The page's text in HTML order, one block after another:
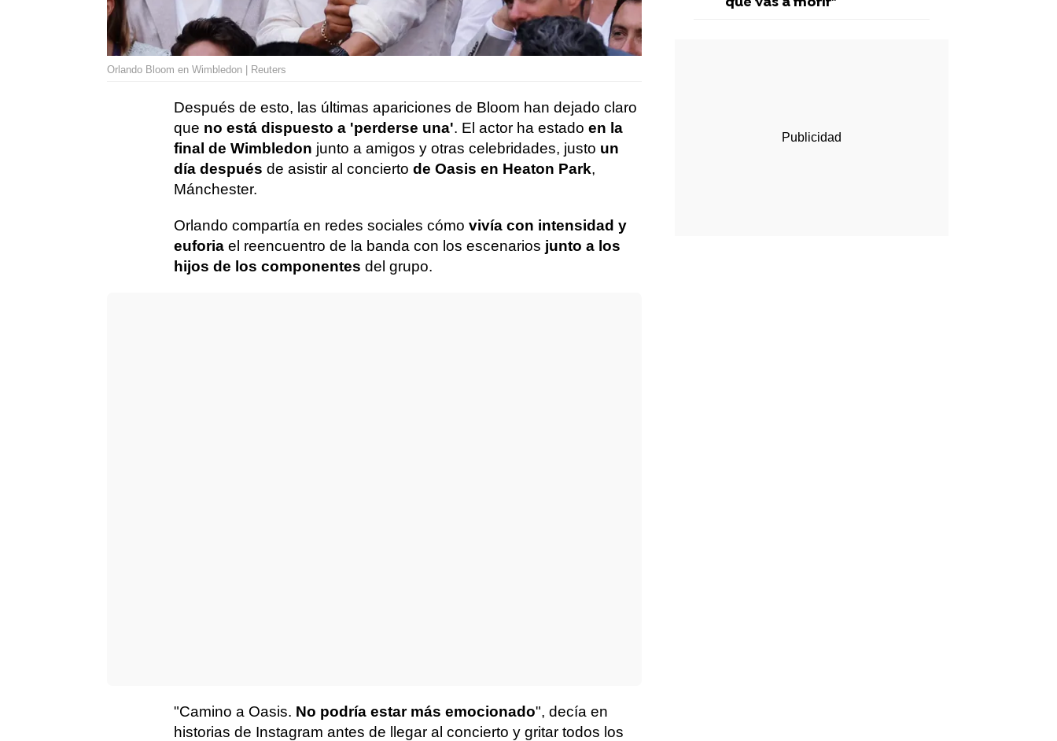
Orlando Bloom en Wimbledon | Reuters
Después de esto, las últimas apariciones de Bloom han dejado claro
que no está dispuesto a 'perderse una'. El actor ha estado en la
final de Wimbledon junto a amigos y otras celebridades, justo un
día después de asistir al concierto de Oasis en Heaton Park,
Mánchester.
Orlando compartía en redes sociales cómo vivía con intensidad y
euforia el reencuentro de la banda con los escenarios junto a los
hijos de los componentes del grupo.
"Camino a Oasis. No podría estar más emocionado", decía en
historias de Instagram antes de llegar al concierto y gritar todos los